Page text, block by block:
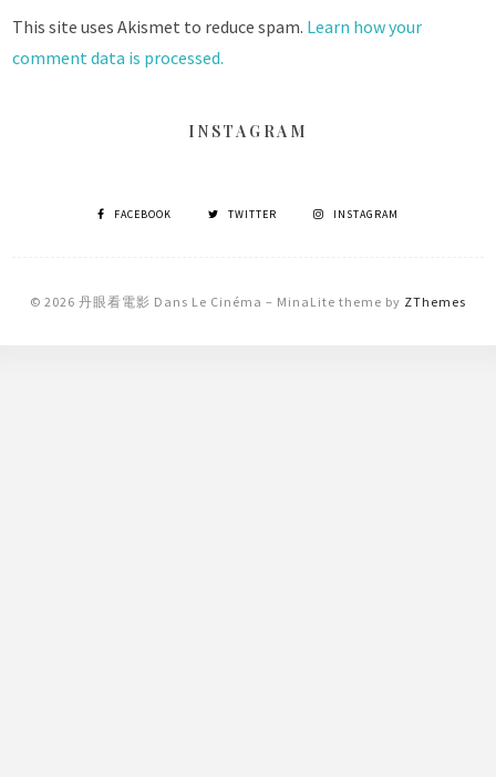
This site uses Akismet to reduce spam. Learn how your
comment data is processed.
INSTAGRAM
FACEBOOK TWITTER INSTAGRAM
© 2026 丹眼看電影 Dans Le Cinéma – MinaLite theme by ZThemes